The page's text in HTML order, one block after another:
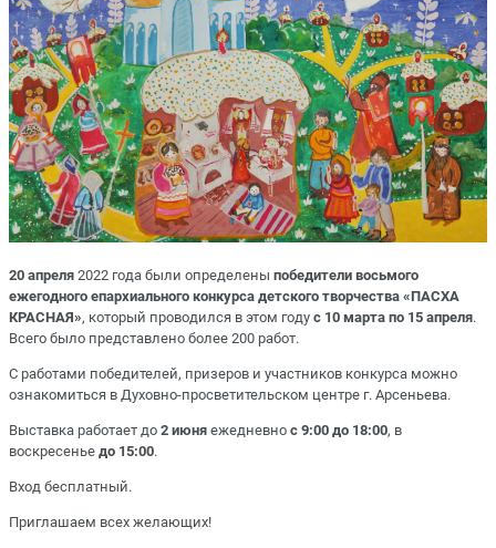
20 апреля 2022 года были определены победители восьмого
ежегодного епархиального конкурса детского творчества «ПАСХА
КРАСНАЯ», который проводился в этом году с 10 марта по 15 апреля.
Всего было представлено более 200 работ.
С работами победителей, призеров и участников конкурса можно
ознакомиться в Духовно-просветительском центре г. Арсеньева.
Выставка работает до 2 июня ежедневно с 9:00 до 18:00, в
воскресенье до 15:00.
Вход бесплатный.
Приглашаем всех желающих!